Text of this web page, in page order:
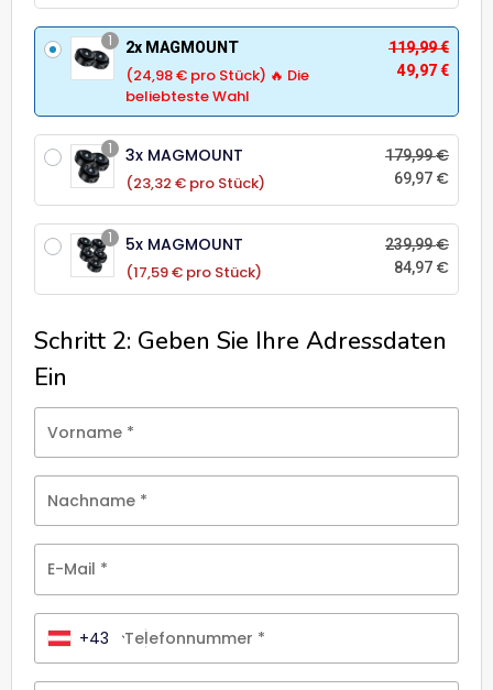
1 2x MAGMOUNT
(24,98 € pro Stück) 🔥 Die
beliebteste Wahl
119,99€
49,97€
1 3x MAGMOUNT
(23,32 € pro Stück)
179,99€
69,97 €
1 5x MAGMOUNT
(17,59 € pro Stück)
239,99€
84,97 €
Schritt 2: Geben Sie Ihre Adressdaten
Ein
Vorname *
Nachname *
E-Mail *
Telefonnummer *
+43